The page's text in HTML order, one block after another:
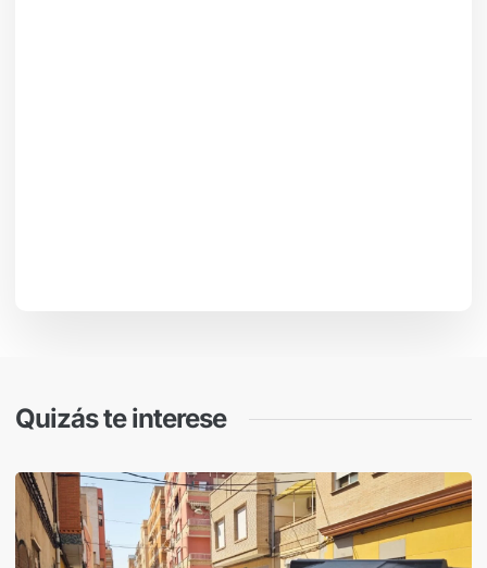
Quizás te interese